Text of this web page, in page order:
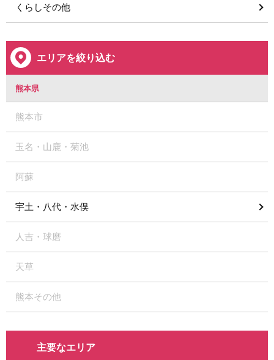
くらしその他
エリアを絞り込む
熊本県
熊本市
玉名・山鹿・菊池
阿蘇
宇土・八代・水俣
人吉・球磨
天草
熊本その他
主要なエリア